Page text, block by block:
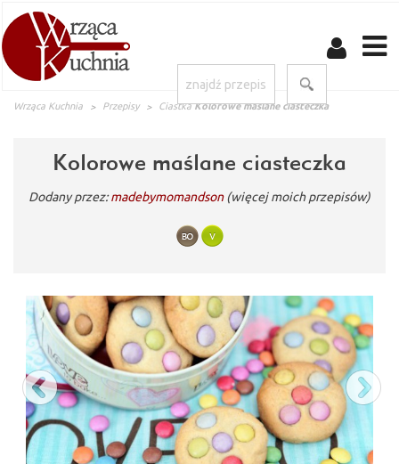
Wrząca Kuchnia Przepisy Ciastka Kolorowe maślane ciasteczka
Kolorowe maślane ciasteczka
Dodany przez:madebymomandson (więcej moich przepisów)